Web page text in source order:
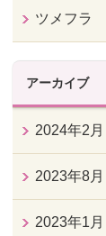
ツメフラ
アーカイブ
2024年2月
2023年8月
2023年1月